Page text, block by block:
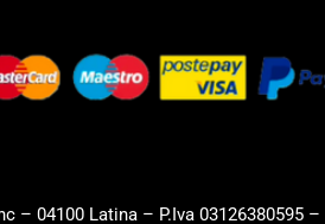
– 04100 Latina – P.Iva 03126380595 –